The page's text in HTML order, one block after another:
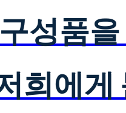
성품
희에게